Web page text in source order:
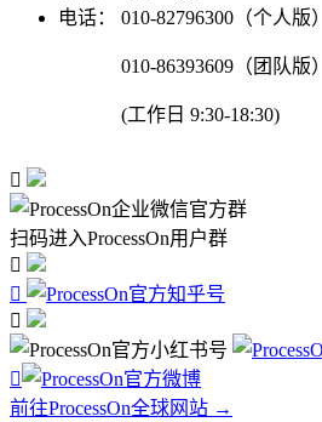
电话：
010-82796300（个人版）
010-86393609（团队版）
(工作日 9:30-18:30)

扫码进入ProcessOn用户群




前往ProcessOn全球网站 →